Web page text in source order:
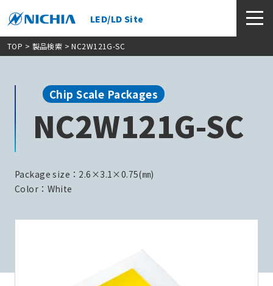
LED/LD Site
TOP > 製品検索 > NC2W121G-SC
Chip Scale Packages
NC2W121G-SC
Package size：2.6×3.1×0.75(㎜)
Color：White